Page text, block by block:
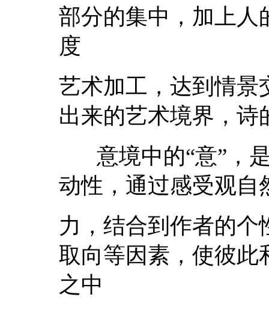
部分的集中，加上人
度
艺术加工，达到情景
出来的艺术境界，诗
意境中的“意”，是
动性，通过感受观自
力，结合到作者的
取向等因素，使彼此
之中